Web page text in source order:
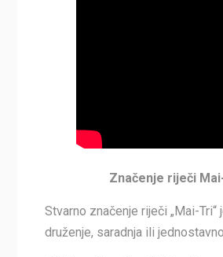
Značenje riječi
Stvarno značenje riječi „Mai-Tri“
druženje, saradnja ili